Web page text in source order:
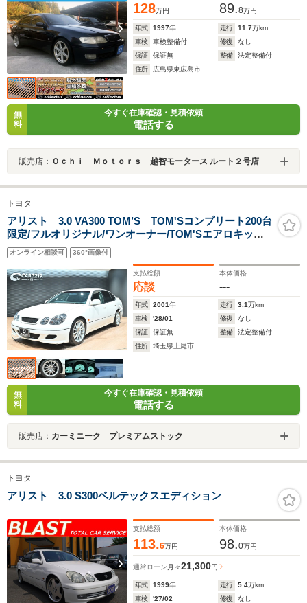
128万円 89.8万円
年式 1997年 走行 11.7万km
車検
車検整備付 修復
なし
保証
保証無 整備
法定整備付
住所
広島県東広島市
無
料
今すぐ在庫確認・見積依頼
電話する
販売店： Ｏｃｈｉ Ｍｏｔｏｒｓ 越智モータース ルート２号店
トヨタ
アリスト 3.0 VA300 TOM’S TOM'Sコンプリート200台
限定/フルオリジナル/ワンオーナー/TOM'Sエアロキッ
ト/TOM'S Advoxサスペンション/TOM'S18インチ鍛造ホ
イール/TOM'S 280kmメーター/HID/TRC/シートヒーター/
クルコン/ETC/電動レザーシート
オンライン相談可 360°画像付
支払総額
応談
本体価格
---
年式 2001年 走行 3.1万km
車検
'28/01 修復
なし
保証
保証無 整備
法定整備付
住所
埼玉県上尾市
無
料
今すぐ在庫確認・見積依頼
電話する
販売店： カーミニーク プレミアムストック
トヨタ
アリスト 3.0 S300ベルテックスエディション
支払総額
113.6万円
本体価格
98.0万円
通常ローン 月々21,300円
年式 1999年 走行 5.4万km
車検
'27/02 修復
なし